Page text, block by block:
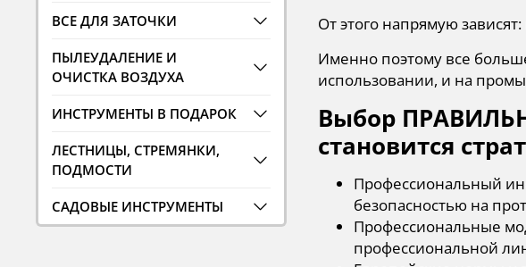
От этого напрямую
Именно поэтому все
использовании, и на
Выбор
становится
Профессиональный
безопасностью на
Профессиональные
профессиональной
ВСЕ ДЛЯ ЗАТОЧКИ
ПЫЛЕУДАЛЕНИЕ И
ОЧИСТКА ВОЗДУХА
ИНСТРУМЕНТЫ В ПОДАРОК
ЛЕСТНИЦЫ, СТРЕМЯНКИ,
ПОДМОСТИ
САДОВЫЕ ИНСТРУМЕНТЫ